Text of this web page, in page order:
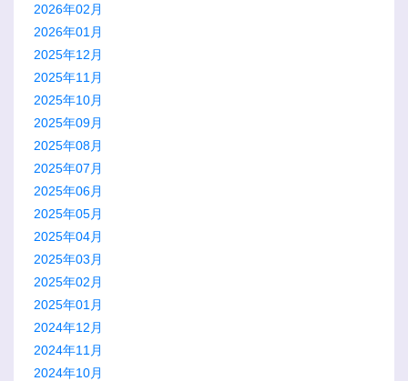
2026年02月
2026年01月
2025年12月
2025年11月
2025年10月
2025年09月
2025年08月
2025年07月
2025年06月
2025年05月
2025年04月
2025年03月
2025年02月
2025年01月
2024年12月
2024年11月
2024年10月